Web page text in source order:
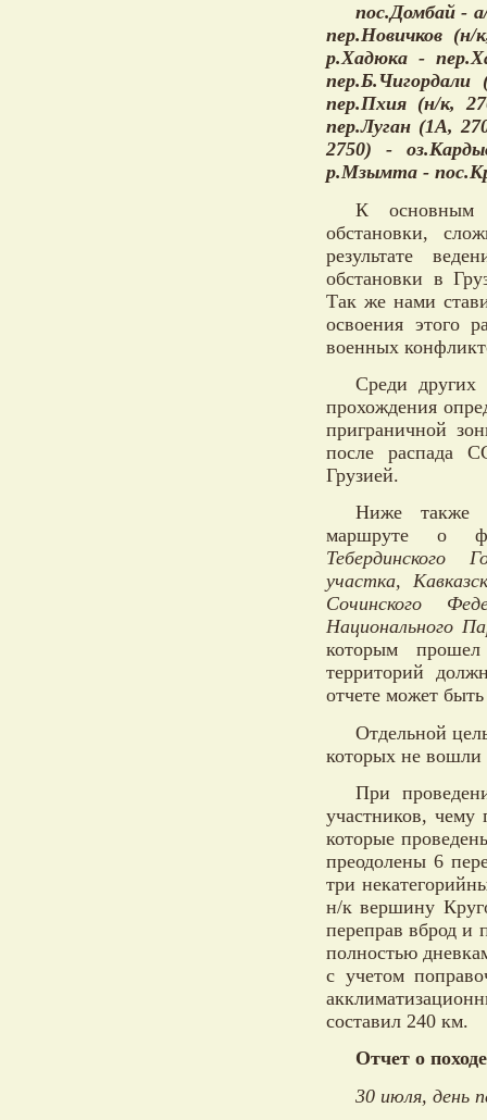
пос.Домбай -
пер.Новичков
р.Хадюка -
пер.Пхия (н/к,
пер.Луган (1А,
2750) -
р.Мзымта -
К основным
обстановки,
результате
обстановки в
Так же нами
освоения этого
военных
Среди других
прохождения
приграничной
после распада
Грузией.
Ниже также
маршруте о
Тебердинского
участка,
Сочинского
Национального
которым
территорий
отчете может
Отдельной
которых не вошли
При
участников,
которые
преодолены 6
три
н/к вершину
переправ вброд и
полностью
с учетом
составил 240 км.
Отчет о походе
30 июля, день